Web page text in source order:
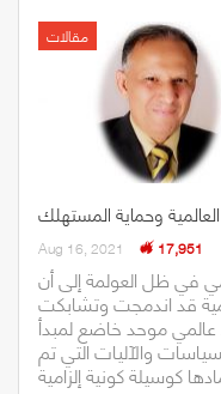
مقالات
وحماية المستهلك
Aug 16, 2021 17,951
في ظل العولمة إلى أن
قد اندمجت وتشابكت
موحد خاضع لمبدأ
والآليات التي تم